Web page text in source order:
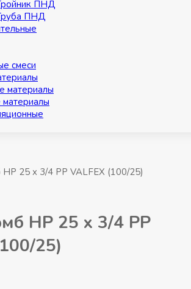
ПНД
ПНД
смеси
материалы
25 x 3/4 РР VALFEX (100/25)
НР 25 x 3/4 РР
25)